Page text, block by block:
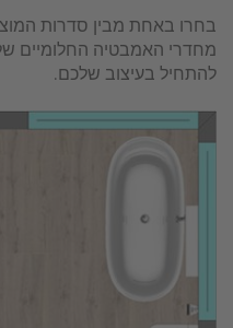
בחרו באחת מבין סדרות
מחדרי האמבטיה החלומיים
להתחיל בעיצוב שלכם.